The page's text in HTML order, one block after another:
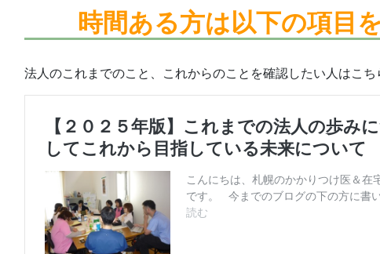
時間ある方は以下の項目
法人のこれまでのこと、これからのことを確認したい人はこ